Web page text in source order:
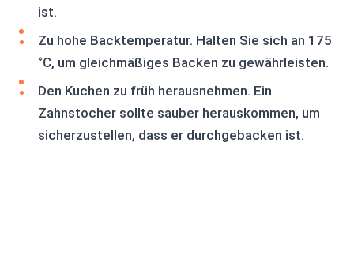
ist.
Zu hohe Backtemperatur. Halten Sie sich an 175
°C, um gleichmäßiges Backen zu gewährleisten.
Den Kuchen zu früh herausnehmen. Ein
Zahnstocher sollte sauber herauskommen, um
sicherzustellen, dass er durchgebacken ist.